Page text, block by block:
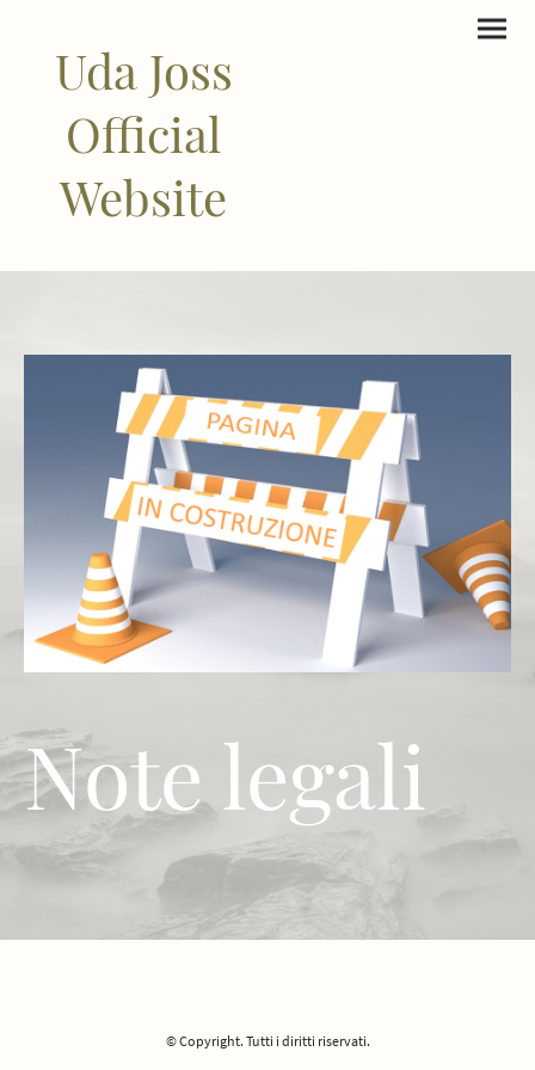
Uda Joss
Official
Website
Note legali
© Copyright. Tutti i diritti riservati.